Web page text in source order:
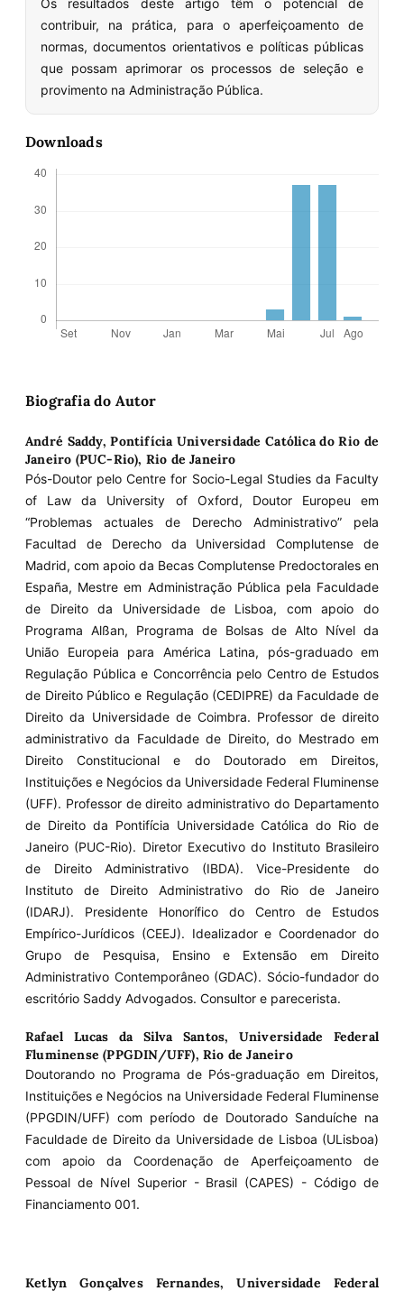
Os resultados deste artigo têm o potencial de
contribuir, na prática, para o aperfeiçoamento de
normas, documentos orientativos e políticas públicas
que possam aprimorar os processos de seleção e
provimento na Administração Pública.
Downloads
Biografia do Autor
André Saddy,Pontifícia Universidade Católica do Rio de
Janeiro (PUC-Rio), Rio de Janeiro
Pós-Doutor pelo Centre for Socio-Legal Studies da Faculty
of Law da University of Oxford, Doutor Europeu em
“Problemas actuales de Derecho Administrativo” pela
Facultad de Derecho da Universidad Complutense de
Madrid, com apoio da Becas Complutense Predoctorales en
España, Mestre em Administração Pública pela Faculdade
de Direito da Universidade de Lisboa, com apoio do
Programa Alßan, Programa de Bolsas de Alto Nível da
União Europeia para América Latina, pós-graduado em
Regulação Pública e Concorrência pelo Centro de Estudos
de Direito Público e Regulação (CEDIPRE) da Faculdade de
Direito da Universidade de Coimbra. Professor de direito
administrativo da Faculdade de Direito, do Mestrado em
Direito Constitucional e do Doutorado em Direitos,
Instituições e Negócios da Universidade Federal Fluminense
(UFF). Professor de direito administrativo do Departamento
de Direito da Pontifícia Universidade Católica do Rio de
Janeiro (PUC-Rio). Diretor Executivo do Instituto Brasileiro
de Direito Administrativo (IBDA). Vice-Presidente do
Instituto de Direito Administrativo do Rio de Janeiro
(IDARJ). Presidente Honorífico do Centro de Estudos
Empírico-Jurídicos (CEEJ). Idealizador e Coordenador do
Grupo de Pesquisa, Ensino e Extensão em Direito
Administrativo Contemporâneo (GDAC). Sócio-fundador do
escritório Saddy Advogados. Consultor e parecerista.
Rafael Lucas da Silva Santos, Universidade Federal
Fluminense (PPGDIN/UFF), Rio de Janeiro
Doutorando no Programa de Pós-graduação em Direitos,
Instituições e Negócios na Universidade Federal Fluminense
(PPGDIN/UFF) com período de Doutorado Sanduíche na
Faculdade de Direito da Universidade de Lisboa (ULisboa)
com apoio da Coordenação de Aperfeiçoamento de
Pessoal de Nível Superior - Brasil (CAPES) - Código de
Financiamento 001.
Ketlyn Gonçalves Fernandes,Universidade Federal